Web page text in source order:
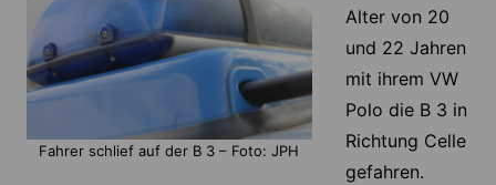
Fahrer schlief auf der B 3 – Foto: JPH
Alter von 20
und 22 Jahren
mit ihrem VW
Polo die B 3 in
Richtung Celle
gefahren.